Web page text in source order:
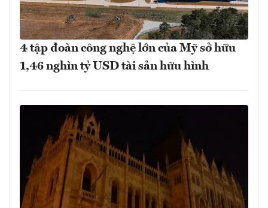
4 tập đoàn công nghệ lớn của Mỹ sở hữu
1,46 nghìn tỷ USD tài sản hữu hình